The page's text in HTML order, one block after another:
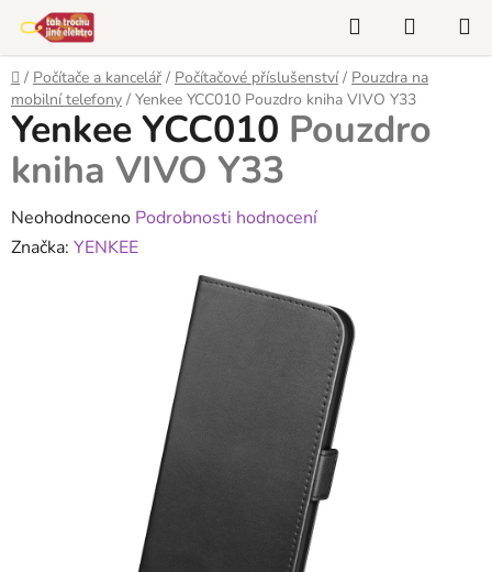
obsah
Hledat
KOŠÍK
Domů
/ Počítače a kancelář / Počítačové příslušenství / Pouzdra na
mobilní telefony / Yenkee YCC010 Pouzdro kniha VIVO Y33
Yenkee YCC010 Pouzdro
kniha VIVO Y33
Průměrné
hodnocení
Neohodnoceno Podrobnosti hodnocení
Značka: YENKEE